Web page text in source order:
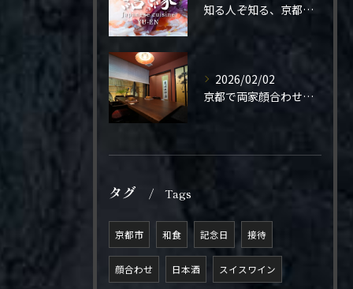
知る人ぞ知る、京都の隠れ家。
2026/02/02
京都で両家顔合わせをご検討の方へ。
タグ Tags
京都市 和食 記念日 接待
顔合わせ 日本酒 スイスワイン